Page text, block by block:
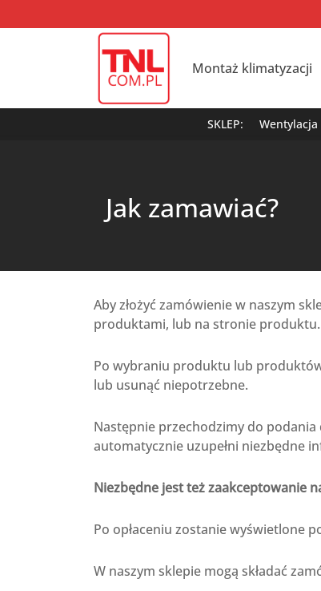
Montaż klimatyzacji
SKLEP: Wentylacja
Jak zamawiać?
Aby złożyć zamówienie w naszym
produktami, lub na stronie produktu.
Po wybraniu produktu lub
lub usunąć niepotrzebne.
Następnie przechodzimy do
automatycznie uzupełni niezbędne
Niezbędne jest też zaakceptowanie
Po opłaceniu zostanie wyświetlone
W naszym sklepie mogą składać